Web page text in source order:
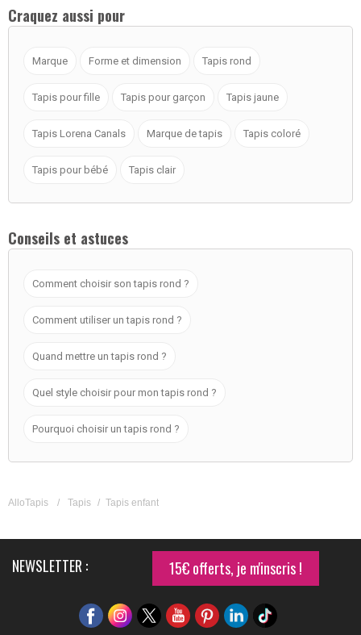
Craquez aussi pour
Marque Forme et dimension Tapis rond
Tapis pour fille Tapis pour garçon Tapis jaune
Tapis Lorena Canals Marque de tapis Tapis coloré
Tapis pour bébé Tapis clair
Conseils et astuces
Comment choisir son tapis rond ?
Comment utiliser un tapis rond ?
Quand mettre un tapis rond ?
Quel style choisir pour mon tapis rond ?
Pourquoi choisir un tapis rond ?
AlloTapis / Tapis / Tapis enfant
NEWSLETTER : 15€ offerts, je m'inscris !